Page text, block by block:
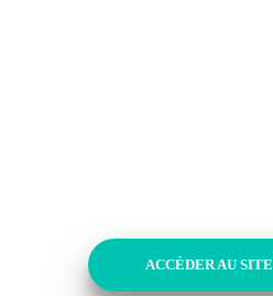
ACCÉDER AU SITE